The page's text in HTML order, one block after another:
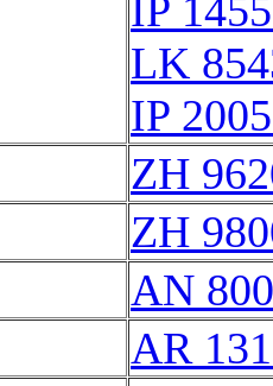
IP
LK
IP
ZH
ZH
AN
AR